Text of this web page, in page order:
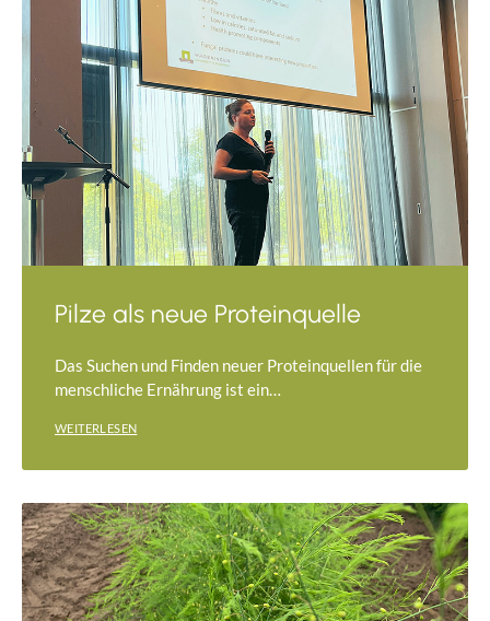
Pilze als neue Proteinquelle
Das Suchen und Finden neuer Proteinquellen für die
menschliche Ernährung ist ein…
WEITERLESEN